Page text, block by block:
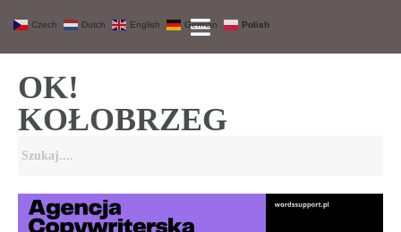
OK!
KOŁOBRZEG
Czech Dutch English German Polish